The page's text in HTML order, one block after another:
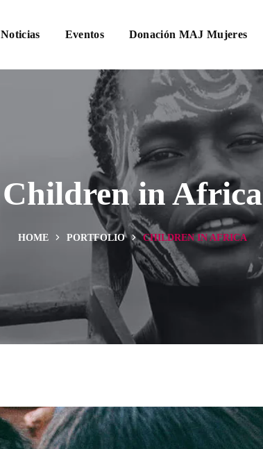
Noticias Eventos Donación MAJ Mujeres
Children in Africa
HOME PORTFOLIO CHILDREN IN AFRICA